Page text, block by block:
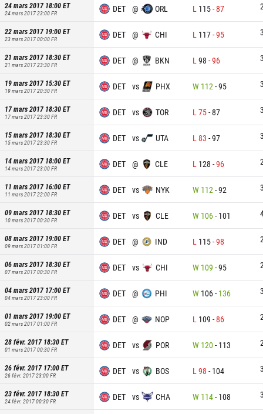
24 mars 2017 18:00ET
24 mars 2017 23:00FR DET @ ORL L 115-87
22 mars 2017 19:00ET
23 mars 2017 00:00FR DET @ CHI L 117-95
21 mars 2017 18:30ET
21 mars 2017 23:30FR DET @ BKN L 98 -96
19 mars 2017 15:30ET
19 mars 2017 20:30FR DET vs PHX W 112 -95
17 mars 2017 18:30ET
17 mars 2017 23:30FR DET vs TOR L 75-87
15 mars 2017 18:30ET
15 mars 2017 23:30FR DET vs UTA L 83 -97
14 mars 2017 18:00ET
14 mars 2017 23:00FR DET @ CLE L 128 -96
11 mars 2017 16:00ET
11 mars 2017 22:00FR DET vs NYK W 112 -92
09 mars 2017 18:30ET
10 mars 2017 00:30FR DET vs CLE W 106- 101
08 mars 2017 19:00ET
09 mars 2017 01:00FR DET @ IND L 115-98
06 mars 2017 18:30ET
07 mars 2017 00:30FR DET vs CHI W 109 -95
04 mars 2017 17:00ET
04 mars 2017 23:00FR DET @ PHI W 106- 136
01 mars 2017 19:00ET
02 mars 2017 01:00FR DET @ NOP L 109 -86
28 févr. 2017 18:30ET
01 mars 2017 00:30FR DET vs POR W 120- 113
26 févr. 2017 17:00ET
26 févr. 2017 23:00FR DET vs BOS L 98 - 104
23 févr. 2017 18:30ET
24 févr. 2017 00:30FR DET vs CHA W 114- 108